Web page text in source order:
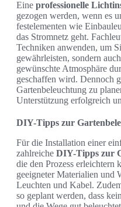
Eine professionelle
gezogen werden, wenn es
festelementen wie
das Stromnetz geht.
Techniken anwenden, um
gewährleisten, sondern
gewünschte Atmosphäre
geschaffen wird. Dennoch
Gartenbeleuchtung zu
Unterstützung erfolgreich
DIY-Tipps zur
Für die Installation einer
zahlreiche DIY-Tipps zur
die den Prozess erleichtern
geeigneter Materialien und
Leuchten und Kabel.
so geplant werden, dass